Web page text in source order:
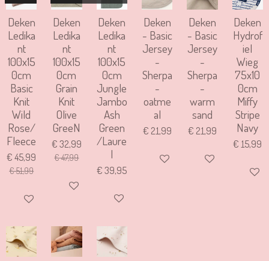
Deken
Ledika
nt
100x15
0cm
Basic
Knit
Wild
Rose/
Fleece
€ 45,99
€ 51,99
IN WINKELWAGEN
Deken
Ledika
nt
100x15
0cm
Grain
Knit
Olive
GreeN
€ 32,99
€ 47,99
IN WINKELWAGEN
Deken
Ledika
nt
100x15
0cm
Jungle
Jambo
Ash
Green
/Laure
l
€ 39,95
HOUD MIJ OP DE HOOGTE
Deken
- Basic
Jersey
-
Sherpa
-
oatme
al
€ 21,99
IN WINKELWAGEN
Deken
- Basic
Jersey
-
Sherpa
-
warm
sand
€ 21,99
IN WINKELWAGEN
Deken
Hydrof
iel
Wieg
75x10
0cm
Miffy
Stripe
Navy
€ 15,99
IN